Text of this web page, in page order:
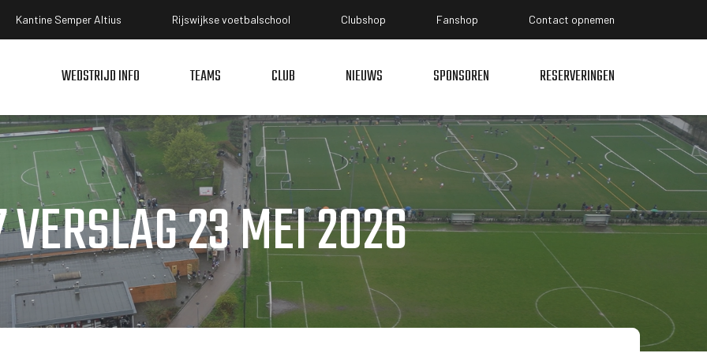
Kantine Semper Altius Rijswijkse voetbalschool Clubshop Fanshop Contact opnemen
WEDSTRIJD INFO TEAMS CLUB NIEUWS SPONSOREN RESERVERINGEN
VERSLAG 23 MEI 2026